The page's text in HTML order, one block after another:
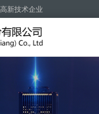
高新技术企业